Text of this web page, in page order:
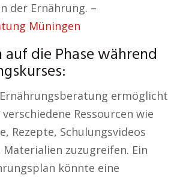
der Ernährung. –
Müningen
die Phase während
ermöglicht
Ressourcen wie
Rezepte, Schulungsvideos
zuzugreifen. Ein
könnte eine